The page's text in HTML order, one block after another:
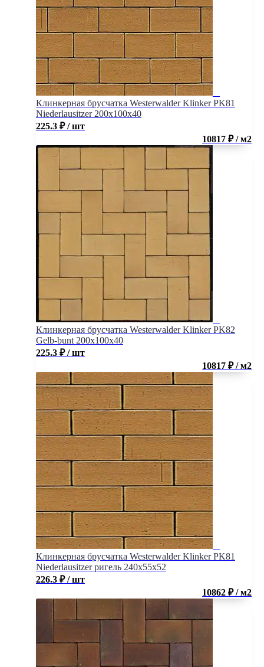
Клинкерная брусчатка Westerwalder Klinker PK81
Niederlausitzer 200x100x40
225.3 ₽ / шт
10817 ₽ / м2
Клинкерная брусчатка Westerwalder Klinker PK82
Gelb-bunt 200x100x40
225.3 ₽ / шт
10817 ₽ / м2
Клинкерная брусчатка Westerwalder Klinker PK81
Niederlausitzer ригель 240x55x52
226.3 ₽ / шт
10862 ₽ / м2